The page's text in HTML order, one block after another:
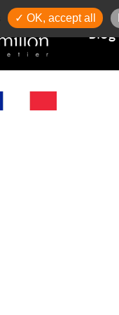
Blog
✓ OK, accept all